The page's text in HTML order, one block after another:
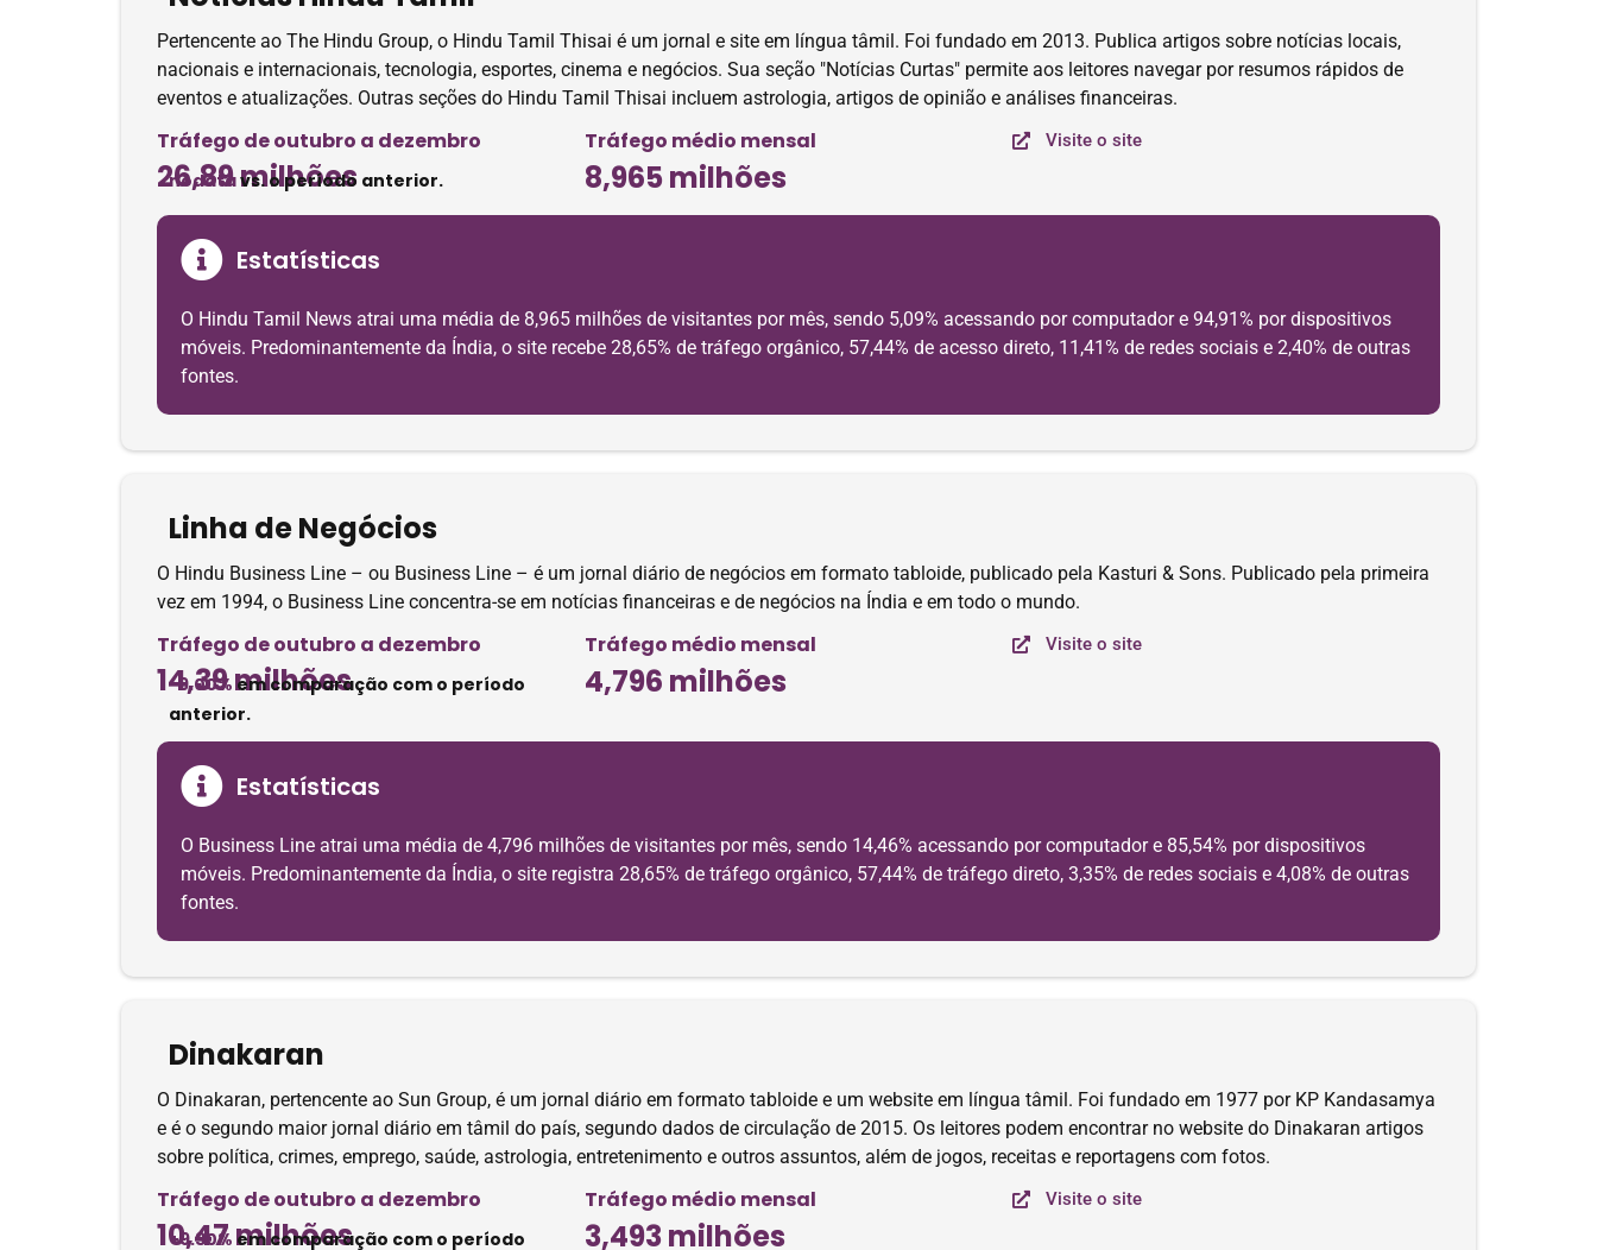
Pertencente ao The Hindu Group, o Hindu Tamil Thisai é um jornal e site em língua tâmil. Foi fundado em 2013. Publica artigos sobre notícias locais,
nacionais e internacionais, tecnologia, esportes, cinema e negócios. Sua seção "Notícias Curtas" permite aos leitores navegar por resumos rápidos de
eventos e atualizações. Outras seções do Hindu Tamil Thisai incluem astrologia, artigos de opinião e análises financeiras.
Tráfego de outubro a dezembro
26,89 milhões
nodatavs. o período anterior.
Tráfego médio mensal
8,965 milhões
Visite o site
Estatísticas
O Hindu Tamil News atrai uma média de 8,965 milhões de visitantes por mês, sendo 5,09% acessando por computador e 94,91% por dispositivos
móveis. Predominantemente da Índia, o site recebe 28,65% de tráfego orgânico, 57,44% de acesso direto, 11,41% de redes sociais e 2,40% de outras
fontes.
Linha de Negócios
O Hindu Business Line – ou Business Line – é um jornal diário de negócios em formato tabloide, publicado pela Kasturi & Sons. Publicado pela primeira
vez em 1994, o Business Line concentra-se em notícias financeiras e de negócios na Índia e em todo o mundo.
Tráfego de outubro a dezembro
14,39 milhões
-9.00%em comparação com o período
anterior.
Tráfego médio mensal
4,796 milhões
Visite o site
Estatísticas
O Business Line atrai uma média de 4,796 milhões de visitantes por mês, sendo 14,46% acessando por computador e 85,54% por dispositivos
móveis. Predominantemente da Índia, o site registra 28,65% de tráfego orgânico, 57,44% de tráfego direto, 3,35% de redes sociais e 4,08% de outras
fontes.
Dinakaran
O Dinakaran, pertencente ao Sun Group, é um jornal diário em formato tabloide e um website em língua tâmil. Foi fundado em 1977 por KP Kandasamya
e é o segundo maior jornal diário em tâmil do país, segundo dados de circulação de 2015. Os leitores podem encontrar no website do Dinakaran artigos
sobre política, crimes, emprego, saúde, astrologia, entretenimento e outros assuntos, além de jogos, receitas e reportagens com fotos.
Tráfego de outubro a dezembro
10,47 milhões
+9.30% em comparação com o período
Tráfego médio mensal
3,493 milhões
Visite o site